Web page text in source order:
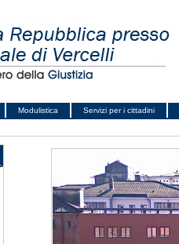
Modulistica
Servizi per i cittadini